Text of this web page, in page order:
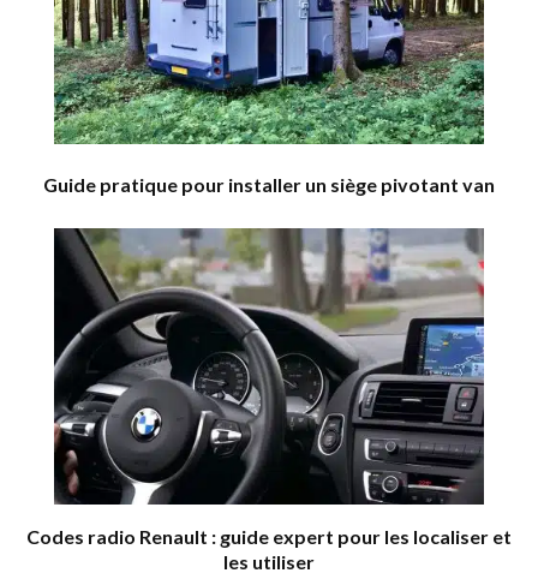
Guide pratique pour installer un siège pivotant van
Codes radio Renault : guide expert pour les localiser et
les utiliser